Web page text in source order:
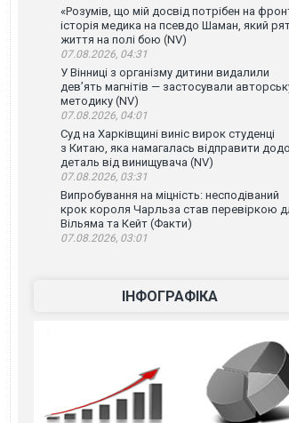
«Розумів, що мій досвід потрібен на
історія медика на псевдо Шаман, який
життя на полі бою (NV)
07.08.2026, 04:31
У Вінниці з організму дитини видалили
дев’ять магнітів — застосували
методику (NV)
07.08.2026, 04:01
Суд на Харківщині виніс вирок студенці
з Китаю, яка намагалась відправити
деталь від винищувача (NV)
07.08.2026, 03:31
Випробування на міцність: несподіваний
крок короля Чарльза став перевіркою
Вільяма та Кейт (Факти)
07.08.2026, 03:01
ІНФОГРАФІКА